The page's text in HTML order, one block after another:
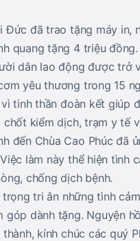
Đức đã trao tặng máy in,
quang tặng 4 triệu
dân lao động được trở
yêu thương trong 15
tinh thần đoàn kết giúp
kiểm dịch, trạm y tế
đến Chùa Cao Phúc đã
làm này thể hiện tình
chống dịch bệnh.
tri ân những tình
góp dành tặng. Nguyện
thành, kính chúc các quý